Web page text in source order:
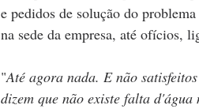
e pedidos de solução do
na sede da empresa, até ofícios,
"Até agora nada. E não
dizem que não existe falta